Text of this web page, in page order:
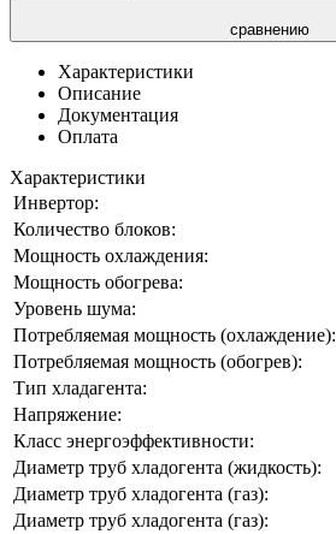
сравнению
Характеристики
Описание
Документация
Оплата
Характеристики
Инвертор:
Количество блоков:
Мощность охлаждения:
Мощность обогрева:
Уровень шума:
Потребляемая мощность (охлаждение):
Потребляемая мощность (обогрев):
Тип хладагента:
Напряжение:
Класс энергоэффективности:
Диаметр труб хладогента (жидкость):
Диаметр труб хладогента (газ):
Диаметр труб хладогента (газ):